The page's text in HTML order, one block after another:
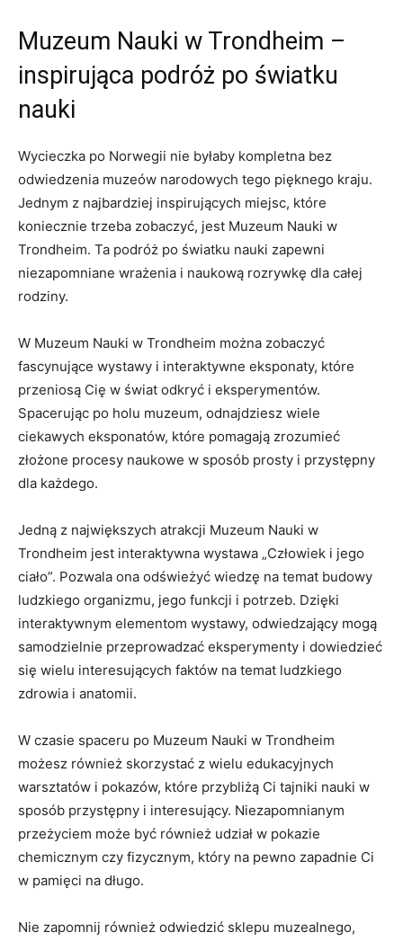
Muzeum ‍Nauki w⁢ Trondheim ‌–
inspirująca ​podróż‍ po⁣ światku ​
nauki
Wycieczka‍ po Norwegii ​nie byłaby kompletna bez
odwiedzenia muzeów narodowych​ tego pięknego kraju.
Jednym z ​najbardziej inspirujących miejsc, które
koniecznie ⁢trzeba zobaczyć, jest‍ Muzeum Nauki w
Trondheim. Ta podróż​ po ​światku nauki zapewni⁢
niezapomniane ‌wrażenia i naukową⁢ rozrywkę dla ​całej
rodziny.
W Muzeum Nauki ⁣w Trondheim można zobaczyć
‌fascynujące‍ wystawy ⁣i interaktywne⁢ eksponaty, które
⁢przeniosą Cię w świat ​odkryć i⁢ eksperymentów.
Spacerując po ‌holu muzeum, odnajdziesz wiele
ciekawych ⁣eksponatów, ‍które pomagają zrozumieć
złożone​ procesy naukowe w sposób prosty i przystępny
dla każdego.
Jedną z‍ największych atrakcji Muzeum Nauki ⁢w
Trondheim jest​ interaktywna wystawa „Człowiek i jego⁣
ciało”. Pozwala ona odświeżyć wiedzę na temat​ budowy
ludzkiego organizmu,‍ jego funkcji i potrzeb. Dzięki
interaktywnym elementom wystawy, odwiedzający mogą
samodzielnie przeprowadzać eksperymenty‍ i⁣ dowiedzieć
się wielu ‌interesujących faktów na⁢ temat ludzkiego
zdrowia i anatomii.
W ⁢czasie spaceru‌ po Muzeum Nauki w ​Trondheim​
możesz ​również skorzystać z wielu edukacyjnych
warsztatów i pokazów, które przybliżą Ci tajniki nauki w
sposób przystępny ⁤i interesujący. Niezapomnianym
przeżyciem‍ może być również udział w pokazie
chemicznym czy fizycznym, który⁣ na pewno zapadnie Ci
w pamięci⁤ na długo.
Nie ‌zapomnij również odwiedzić⁤ sklepu muzealnego,